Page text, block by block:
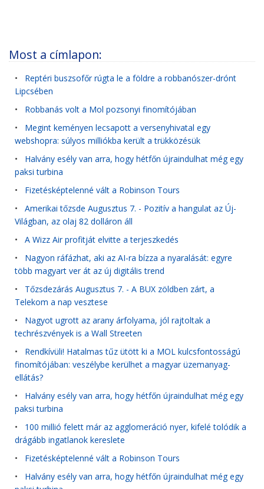
Most a címlapon:
• Reptéri buszsofőr rúgta le a földre a robbanószer-drónt
Lipcsében
• Robbanás volt a Mol pozsonyi finomítójában
• Megint keményen lecsapott a versenyhivatal egy
webshopra: súlyos milliókba került a trükközésük
• Halvány esély van arra, hogy hétfőn újraindulhat még egy
paksi turbina
• Fizetésképtelenné vált a Robinson Tours
• Amerikai tőzsde Augusztus 7. - Pozitív a hangulat az Új-
Világban, az olaj 82 dolláron áll
• A Wizz Air profitját elvitte a terjeszkedés
• Nagyon ráfázhat, aki az AI-ra bízza a nyaralását: egyre
több magyart ver át az új digitális trend
• Tőzsdezárás Augusztus 7. - A BUX zöldben zárt, a
Telekom a nap vesztese
• Nagyot ugrott az arany árfolyama, jól rajtoltak a
techrészvények is a Wall Streeten
• Rendkívüli! Hatalmas tűz ütött ki a MOL kulcsfontosságú
finomítójában: veszélybe kerülhet a magyar üzemanyag-
ellátás?
• Halvány esély van arra, hogy hétfőn újraindulhat még egy
paksi turbina
• 100 millió felett már az agglomeráció nyer, kifelé tolódik a
drágább ingatlanok kereslete
• Fizetésképtelenné vált a Robinson Tours
• Halvány esély van arra, hogy hétfőn újraindulhat még egy